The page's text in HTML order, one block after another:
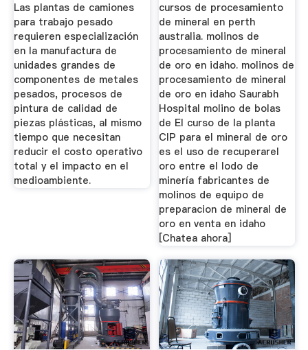
Las plantas de camiones
para trabajo pesado
requieren especialización
en la manufactura de
unidades grandes de
componentes de metales
pesados, procesos de
pintura de calidad de
piezas plásticas, al mismo
tiempo que necesitan
reducir el costo operativo
total y el impacto en el
medioambiente.
cursos de procesamiento
de mineral en perth
australia. molinos de
procesamiento de mineral
de oro en idaho. molinos de
procesamiento de mineral
de oro en idaho Saurabh
Hospital molino de bolas
de El curso de la planta
CIP para el mineral de oro
es el uso de recuperarel
oro entre el lodo de
minería fabricantes de
molinos de equipo de
preparacion de mineral de
oro en venta en idaho
[Chatea ahora]